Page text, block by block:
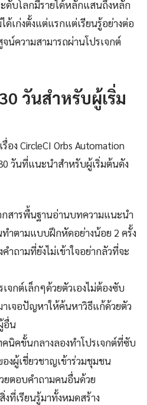
ดับโลกมีรายได้หลักแสนถึงหลัก
ด้เก่งตั้งแต่แรกแต่เรียนรู้อย่างต่อ
น์ความสามารถผ่านโปรเจกต์
วันสำหรับผู้เริ่ม
อง CircleCI Orbs Automation
วันที่แนะนำสำหรับผู้เริ่มต้นดัง
สารพื้นฐานอ่านบทความแนะนำ
ำตามแบบฝึกหัดอย่างน้อย 2 ครั้ง
ำถามที่ยังไม่เข้าใจอย่ากลัวที่จะ
เจกต์เล็กๆด้วยตัวเองไม่ต้องซับ
เจอปัญหาให้ค้นหาวิธีแก้ด้วยตัว
อื่น
นิคขั้นกลางลองทำโปรเจกต์ที่ซับ
งผู้เชี่ยวชาญเข้าร่วมชุมชน
ยตอบคำถามคนอื่นด้วย
ที่เรียนรู้มาทั้งหมดสร้าง